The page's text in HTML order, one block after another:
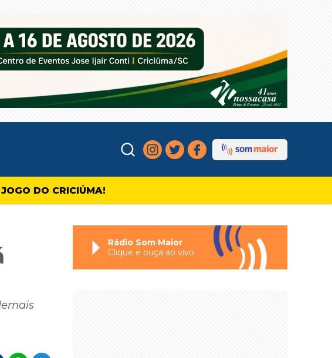
DO CRICIÚMA!
Rádio Som Maior
Clique e ouça ao vivo